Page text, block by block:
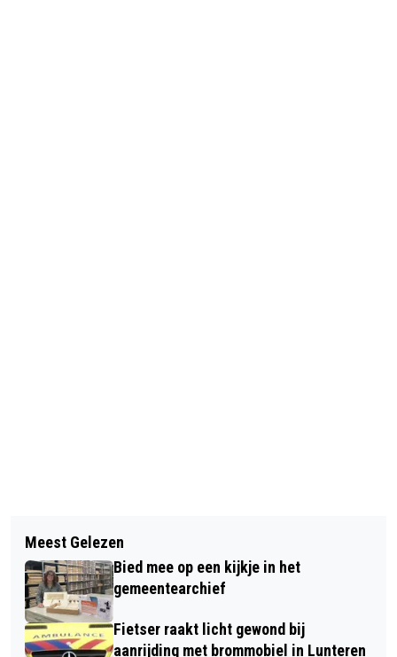
WATERBERGING HARSELAAR WEST-
WEST OFFICIEEL GEOPEND
BESTELBUS BOTST ACHTEROP
PERSONENWAGEN OP DE A30 IN EDE
Meest Gelezen
Bied mee op een kijkje in het
gemeentearchief
Fietser raakt licht gewond bij
aanrijding met brommobiel in Lunteren